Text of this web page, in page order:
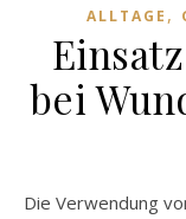
ALLTAGE ,
bei
Die Verwendung von Silberfolien bei der Wundheilung hat in